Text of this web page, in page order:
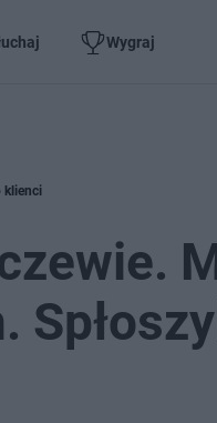
Wygraj
klienci